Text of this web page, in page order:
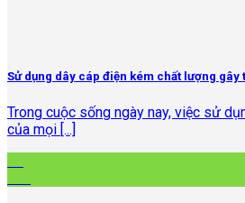
Sử dụng dây cáp điện kém chất lượng gây
Trong cuộc sống ngày nay, việc sử
của mọi [...]